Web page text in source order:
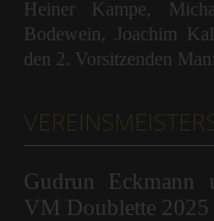
Heiner Kampe,
Bodewein, Joachim
den 2. Vorsitzenden
Gudrun Eckmann
VM Doublette 2025